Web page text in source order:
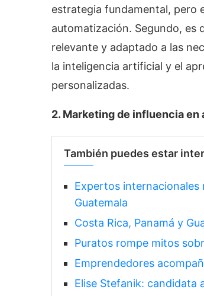
estrategia fundamental, pero
automatización. Segundo, es
relevante y adaptado a las
la inteligencia artificial y el
personalizadas.
2. Marketing de influencia en
También puedes estar
Expertos internacionales
Guatemala
Costa Rica, Panamá y
Puratos rompe mitos
Emprendedores
Elise Stefanik: candidata